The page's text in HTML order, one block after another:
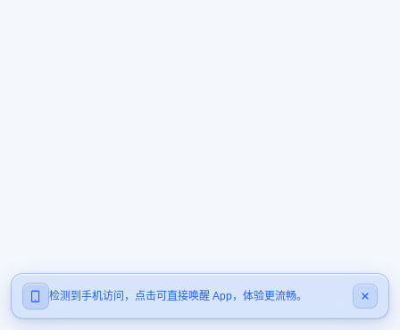
检测到手机访问，点击可直接唤醒 App，体验更流畅。